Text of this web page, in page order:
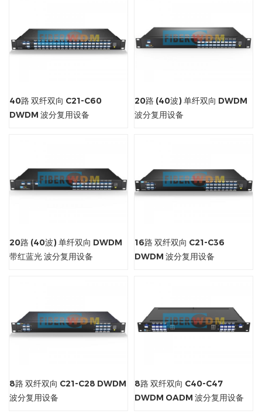
40路 双纤双向 C21-C60
DWDM 波分复用设备
20路 (40波) 单纤双向 DWDM
波分复用设备
20路 (40波) 单纤双向 DWDM
带红蓝光 波分复用设备
16路 双纤双向 C21-C36
DWDM 波分复用设备
8路 双纤双向 C21-C28 DWDM
波分复用设备
8路 双纤双向 C40-C47
DWDM OADM 波分复用设备